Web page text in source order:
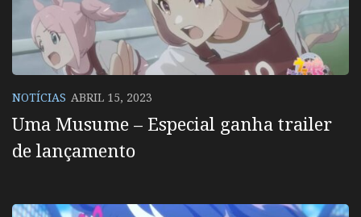
NOTÍCIAS ABRIL 15, 2023
Uma Musume – Especial ganha trailer
de lançamento